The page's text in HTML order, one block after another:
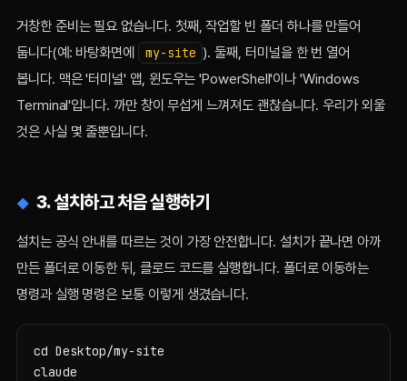
거창한 준비는 필요 없습니다. 첫째, 작업할 빈 폴더 하나를 만들어
둡니다(예: 바탕화면에
my-site ). 둘째, 터미널을 한 번 열어
봅니다. 맥은 '터미널' 앱, 윈도우는 'PowerShell'이나 'Windows
Terminal'입니다. 까만 창이 무섭게 느껴져도 괜찮습니다. 우리가 외울
것은 사실 몇 줄뿐입니다.
3. 설치하고 처음 실행하기
설치는 공식 안내를 따르는 것이 가장 안전합니다. 설치가 끝나면 아까
만든 폴더로 이동한 뒤, 클로드 코드를 실행합니다. 폴더로 이동하는
명령과 실행 명령은 보통 이렇게 생겼습니다.
cd Desktop/my-site
claude